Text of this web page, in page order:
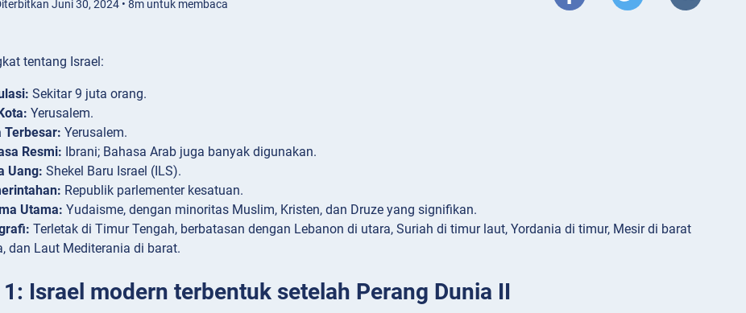
Juni 30, 2024 • 8m untuk membaca
tentang Israel:
Sekitar 9 juta orang.
Yerusalem.
Terbesar: Yerusalem.
Resmi: Ibrani; Bahasa Arab juga banyak digunakan.
Uang: Shekel Baru Israel (ILS).
Republik parlementer kesatuan.
Utama: Yudaisme, dengan minoritas Muslim, Kristen, dan Druze yang signifikan.
Terletak di Timur Tengah, berbatasan dengan Lebanon di utara, Suriah di timur laut, Yordania di timur, Mesir di barat
dan Laut Mediterania di barat.
1: Israel modern terbentuk setelah Perang Dunia II